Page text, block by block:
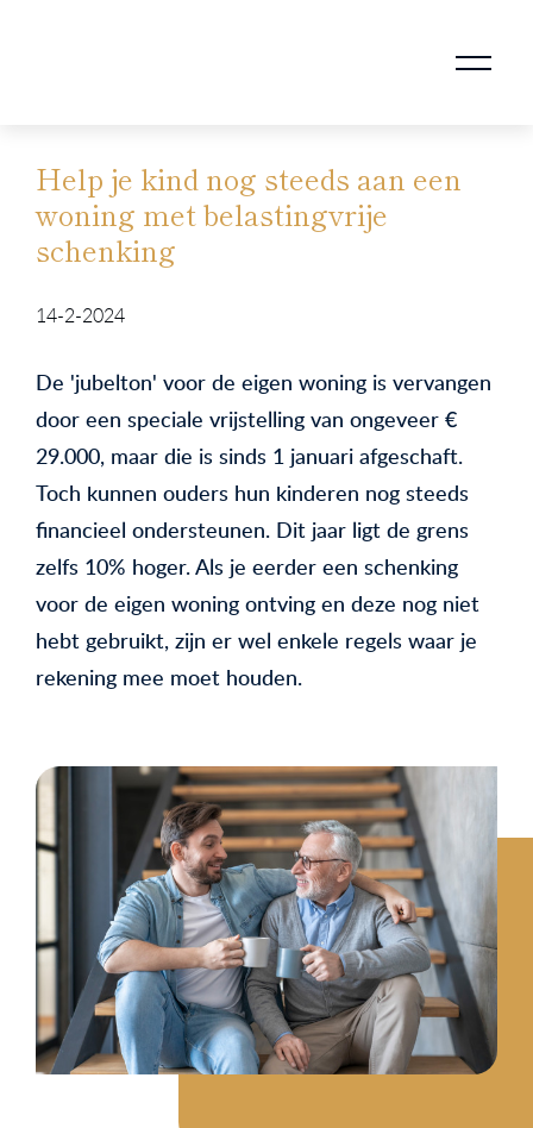
Help je kind nog steeds aan een
woning met belastingvrije
schenking
14-2-2024
De 'jubelton' voor de eigen woning is vervangen
door een speciale vrijstelling van ongeveer €
29.000, maar die is sinds 1 januari afgeschaft.
Toch kunnen ouders hun kinderen nog steeds
financieel ondersteunen. Dit jaar ligt de grens
zelfs 10% hoger. Als je eerder een schenking
voor de eigen woning ontving en deze nog niet
hebt gebruikt, zijn er wel enkele regels waar je
rekening mee moet houden.